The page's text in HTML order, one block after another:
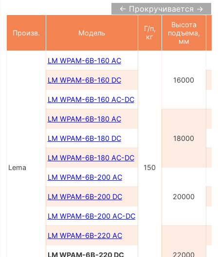
← Прокручивается →
Произв. Модель
Г/п,
кг
Высота
подъема,
мм
Lema
LM WPAM-6B-160 AC
150
16000
LM WPAM-6B-160 DC
LM WPAM-6B-160 AC-DC
LM WPAM-6B-180 AC
18000
LM WPAM-6B-180 DC
LM WPAM-6B-180 AC-DC
LM WPAM-6B-200 AC
20000
LM WPAM-6B-200 DC
LM WPAM-6B-200 AC-DC
LM WPAM-6B-220 AC
22000
LM WPAM-6B-220 DC